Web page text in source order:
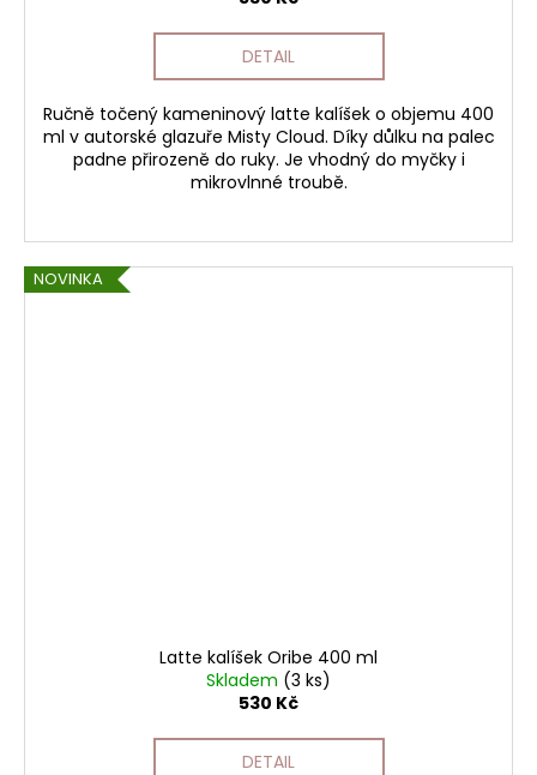
DETAIL
Ručně točený kameninový latte kalíšek o objemu 400
ml v autorské glazuře Misty Cloud. Díky důlku na palec
padne přirozeně do ruky. Je vhodný do myčky i
mikrovlnné troubě.
NOVINKA
Latte kalíšek Oribe 400 ml
Skladem (3 ks)
530 Kč
DETAIL